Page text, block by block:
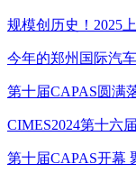
规模创历史！2025
今年的郑州国际汽
第十届CAPAS圆满
CIMES2024第十六
第十届CAPAS开幕